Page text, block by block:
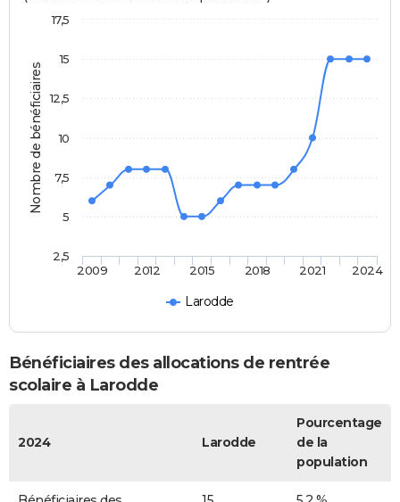
Nombre de bénéficiaires
Larodde
2009 2012 2015 2018 2021 2024
2,5
5
7,5
10
12,5
15
17,5
Bénéficiaires des allocations de rentrée
scolaire à Larodde
2024 Larodde
Pourcentage
de la
population